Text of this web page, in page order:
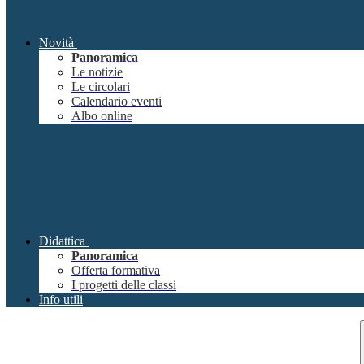
Novità
Panoramica
Le notizie
Le circolari
Calendario eventi
Albo online
Didattica
Panoramica
Offerta formativa
I progetti delle classi
Info utili